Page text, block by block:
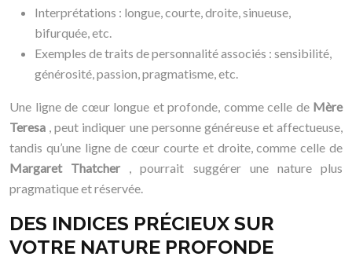
Interprétations : longue, courte, droite, sinueuse,
bifurquée, etc.
Exemples de traits de personnalité associés : sensibilité,
générosité, passion, pragmatisme, etc.
Une ligne de cœur longue et profonde, comme celle de Mère
Teresa , peut indiquer une personne généreuse et affectueuse,
tandis qu’une ligne de cœur courte et droite, comme celle de
Margaret Thatcher , pourrait suggérer une nature plus
pragmatique et réservée.
DES INDICES PRÉCIEUX SUR
VOTRE NATURE PROFONDE